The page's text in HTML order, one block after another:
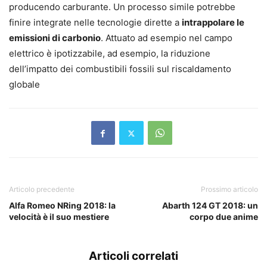
producendo carburante. Un processo simile potrebbe
finire integrate nelle tecnologie dirette a intrappolare le
emissioni di carbonio. Attuato ad esempio nel campo
elettrico è ipotizzabile, ad esempio, la riduzione
dell’impatto dei combustibili fossili sul riscaldamento
globale
Articolo precedente
Alfa Romeo NRing 2018: la
velocità è il suo mestiere
Prossimo articolo
Abarth 124 GT 2018: un
corpo due anime
Articoli correlati